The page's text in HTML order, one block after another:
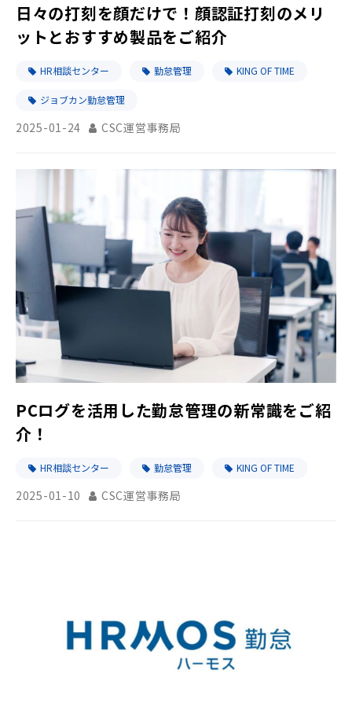
日々の打刻を顔だけで！顔認証打刻のメリ
ットとおすすめ製品をご紹介
HR相談センター 勤怠管理 KING OF TIME
ジョブカン勤怠管理
2025-01-24 CSC運営事務局
PCログを活用した勤怠管理の新常識をご紹
介！
HR相談センター 勤怠管理 KING OF TIME
2025-01-10 CSC運営事務局